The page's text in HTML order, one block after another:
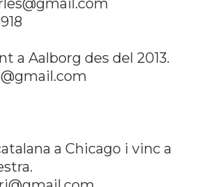
a Aalborg des del 2013.
a Chicago i vinc a